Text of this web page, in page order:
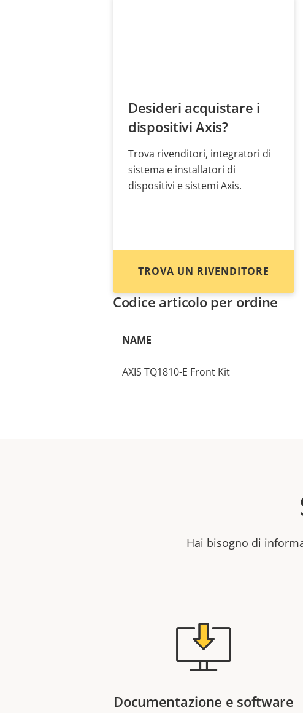
Desideri acquistare i
dispositivi Axis?
Trova rivenditori, integratori di
sistema e installatori di
dispositivi e sistemi Axis.
TROVA UN RIVENDITORE
Codice articolo per ordine
NAME
AXIS TQ1810-E Front Kit
Hai bisogno di
Documentazione e software